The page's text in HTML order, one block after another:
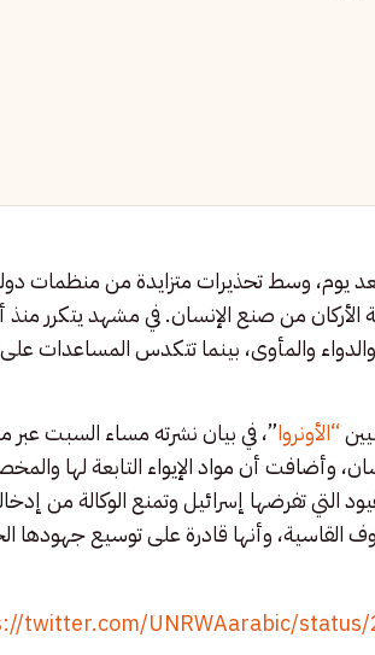
يوم، وسط تحذيرات متزايدة من منظمات
والمأوى، بينما تتكدس المساعدات على
“الأونروا”، في بيان نشرته مساء السبت
وأضافت أن مواد الإيواء التابعة لها
التي تفرضها إسرائيل وتمنع الوكالة من
القاسية، وأنها قادرة على توسيع جهودها
twitter.com/UNRWAarabic/